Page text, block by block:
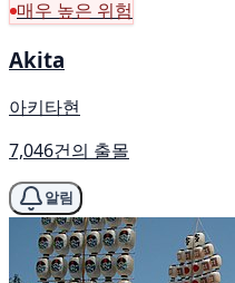
매우 높은 위험
Akita
아키타현
7,046건의 출몰
알림